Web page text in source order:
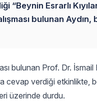
Esrarlı
bulunan
bulunan Prof. Dr.
cevap verdiği
üzerinde durdu.